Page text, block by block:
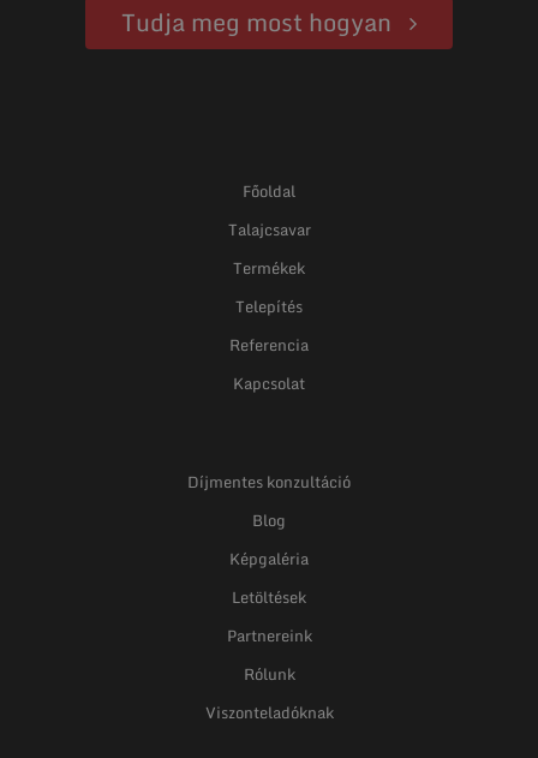
Tudja meg most hogyan
Főoldal
Talajcsavar
Termékek
Telepítés
Referencia
Kapcsolat
Díjmentes konzultáció
Blog
Képgaléria
Letöltések
Partnereink
Rólunk
Viszonteladóknak